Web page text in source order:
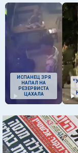
ИСПАНЕЦ ЗРЯ
НАПАЛ НА
РЕЗЕРВИСТА
ЦАХАЛА